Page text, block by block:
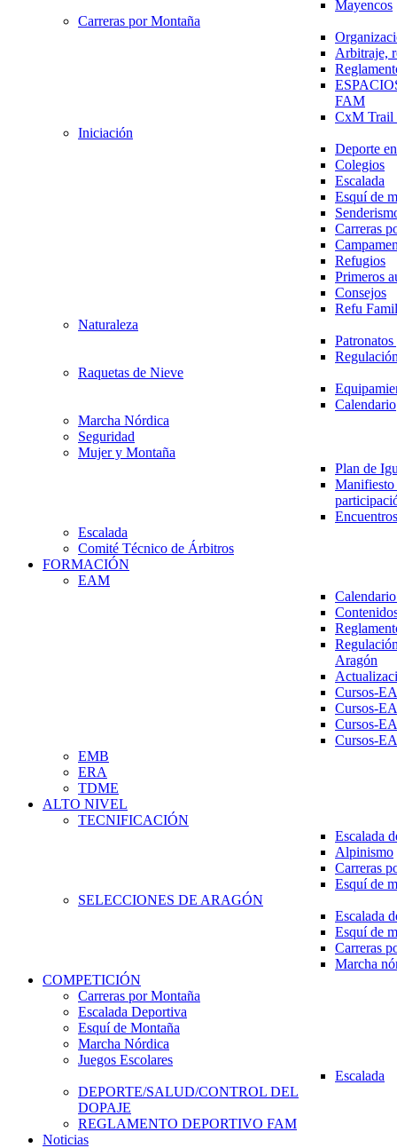
Mayencos
Carreras por Montaña
Arbitraje,
FAM
CxM
Iniciación
Deporte
Colegios
Escalada
Esquí de
Carreras
Refugios
Primeros
Consejos
Refu
Naturaleza
Raquetas de Nieve
Calendario
Marcha Nórdica
Seguridad
Mujer y Montaña
Plan de
Escalada
Comité Técnico de Árbitros
FORMACIÓN
EAM
Aragón
Cursos-
Cursos-
Cursos-
Cursos-
EMB
ERA
TDME
ALTO NIVEL
TECNIFICACIÓN
Escalada
Alpinismo
Carreras
Esquí de
SELECCIONES DE ARAGÓN
Escalada
Esquí de
Carreras
Marcha
COMPETICIÓN
Carreras por Montaña
Escalada Deportiva
Esquí de Montaña
Marcha Nórdica
Juegos Escolares
Escalada
DEPORTE/SALUD/CONTROL DEL
DOPAJE
REGLAMENTO DEPORTIVO FAM
Noticias